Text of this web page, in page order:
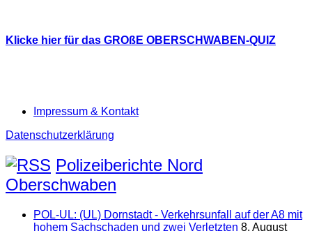
Klicke hier für das GROßE OBERSCHWABEN-QUIZ
Impressum & Kontakt
Datenschutzerklärung
Polizeiberichte Nord
Oberschwaben
POL-UL: (UL) Dornstadt - Verkehrsunfall auf der A8 mit
hohem Sachschaden und zwei Verletzten 8. August